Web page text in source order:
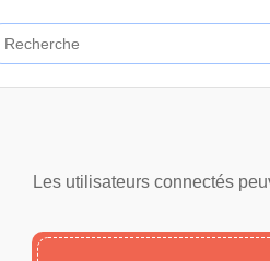
Les utilisateurs connectés